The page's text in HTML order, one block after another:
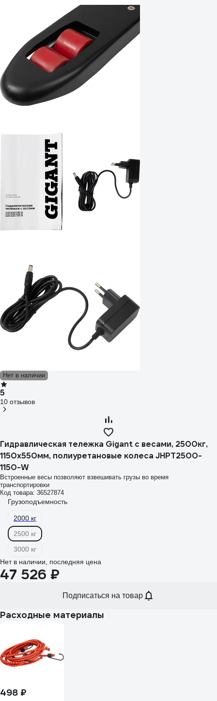
Нет в наличии
5
10 отзывов
Гидравлическая тележка Gigant с весами, 2500кг,
1150x550мм, полиуретановые колеса JHPT2500-
1150-W
Встроенные весы позволяют взвешивать грузы во время
транспортировки
Код товара: 36527874
Грузоподъемность
2000 кг
2500 кг
3000 кг
Нет в наличии, последняя цена
47 526 ₽
Подписаться на товар
Расходные материалы
498 ₽